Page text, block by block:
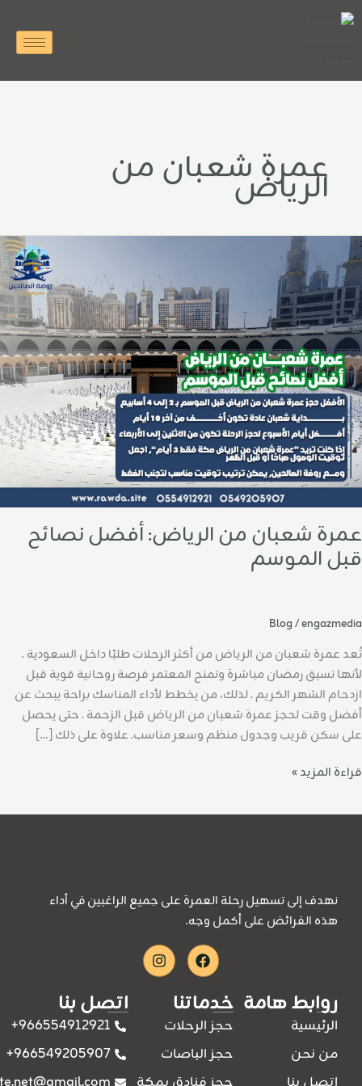
تخطي
إلى
عمرة شعبان من
الرياض
عمرة شعبان من الرياض: أفضل نصائح
قبل الموسم
Blog/engazmedia
تُعد عمرة شعبان من الرياض من أكثر الرحلات طلبًا داخل السعودية .
لأنها تسبق رمضان مباشرة وتمنح المعتمر فرصة روحانية قوية قبل
ازدحام الشهر الكريم . لذلك، من يخطط لأداء المناسك براحة يبحث عن
أفضل وقت لحجز عمرة شعبان من الرياض قبل الزحمة . حتى يحصل
على سكن قريب وجدول منظم وسعر مناسب. علاوة على ذلك […]
عمرة
شعبان
من
الرياض:
أفضل
نصائح
قبل
الموسم
قراءة المزيد »
نهدف إلى تسهيل رحلة العمرة على جميع الراغبين في أداء
هذه الفرائض على أكمل وجه.
Facebook
Instagram
روابط هامة
الرئيسية
من نحن
خدماتنا
حجز الرحلات
حجز الباصات
اتصل بنا
966554912921+
966549205907+